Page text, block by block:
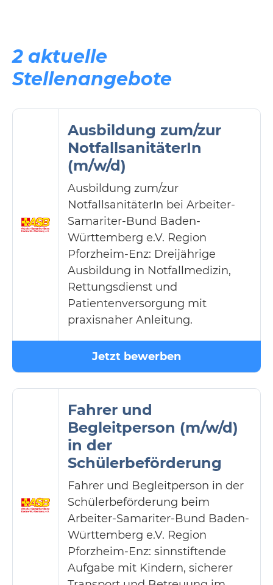
2 aktuelle
Stellenangebote
Ausbildung zum/zur
NotfallsanitäterIn
(m/w/d)
Ausbildung zum/zur
NotfallsanitäterIn bei Arbeiter-
Samariter-Bund Baden-
Württemberg e.V. Region
Pforzheim-Enz: Dreijährige
Ausbildung in Notfallmedizin,
Rettungsdienst und
Patientenversorgung mit
praxisnaher Anleitung.
Jetzt bewerben
Fahrer und
Begleitperson (m/w/d)
in der
Schülerbeförderung
Fahrer und Begleitperson in der
Schülerbeförderung beim
Arbeiter-Samariter-Bund Baden-
Württemberg e.V. Region
Pforzheim-Enz: sinnstiftende
Aufgabe mit Kindern, sicherer